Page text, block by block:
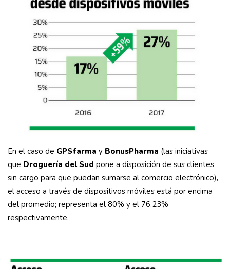
En el caso de GPSfarma y BonusPharma (las iniciativas
que Droguería del Sud pone a disposición de sus clientes
sin cargo para que puedan sumarse al comercio electrónico),
el acceso a través de dispositivos móviles está por encima
del promedio; representa el 80% y el 76,23%
respectivamente.